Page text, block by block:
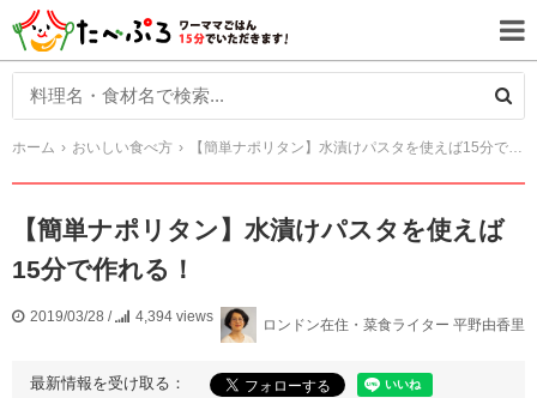
ホーム おいしい食べ方 【簡単ナポリタン】水漬けパスタを使えば15分で作れる！
【簡単ナポリタン】水漬けパスタを使えば
15分で作れる！
2019/03/28 / 4,394 views ロンドン在住・菜食ライター 平野由香里
最新情報を受け取る：